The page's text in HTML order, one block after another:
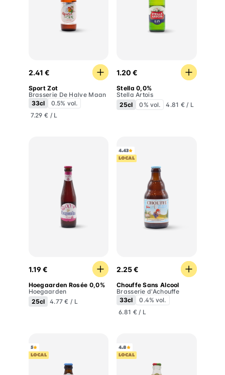
2.41 €
Sport Zot
Brasserie De Halve Maan
33cl
0.5% vol.
7.29 € / L
1.20 €
Stella 0,0%
Stella Artois
25cl
0% vol. 4.81 € / L
Hoegaarden Rosée 0,0%
1.19 €
Hoegaarden Rosée 0,0%
Hoegaarden
25cl
4.77 € / L
4.43
LOCAL
Chouffe Sans Alcool
2.25 €
Chouffe Sans Alcool
Brasserie d'Achouffe
33cl
0.4% vol.
6.81 € / L
5
LOCAL
4.8
LOCAL